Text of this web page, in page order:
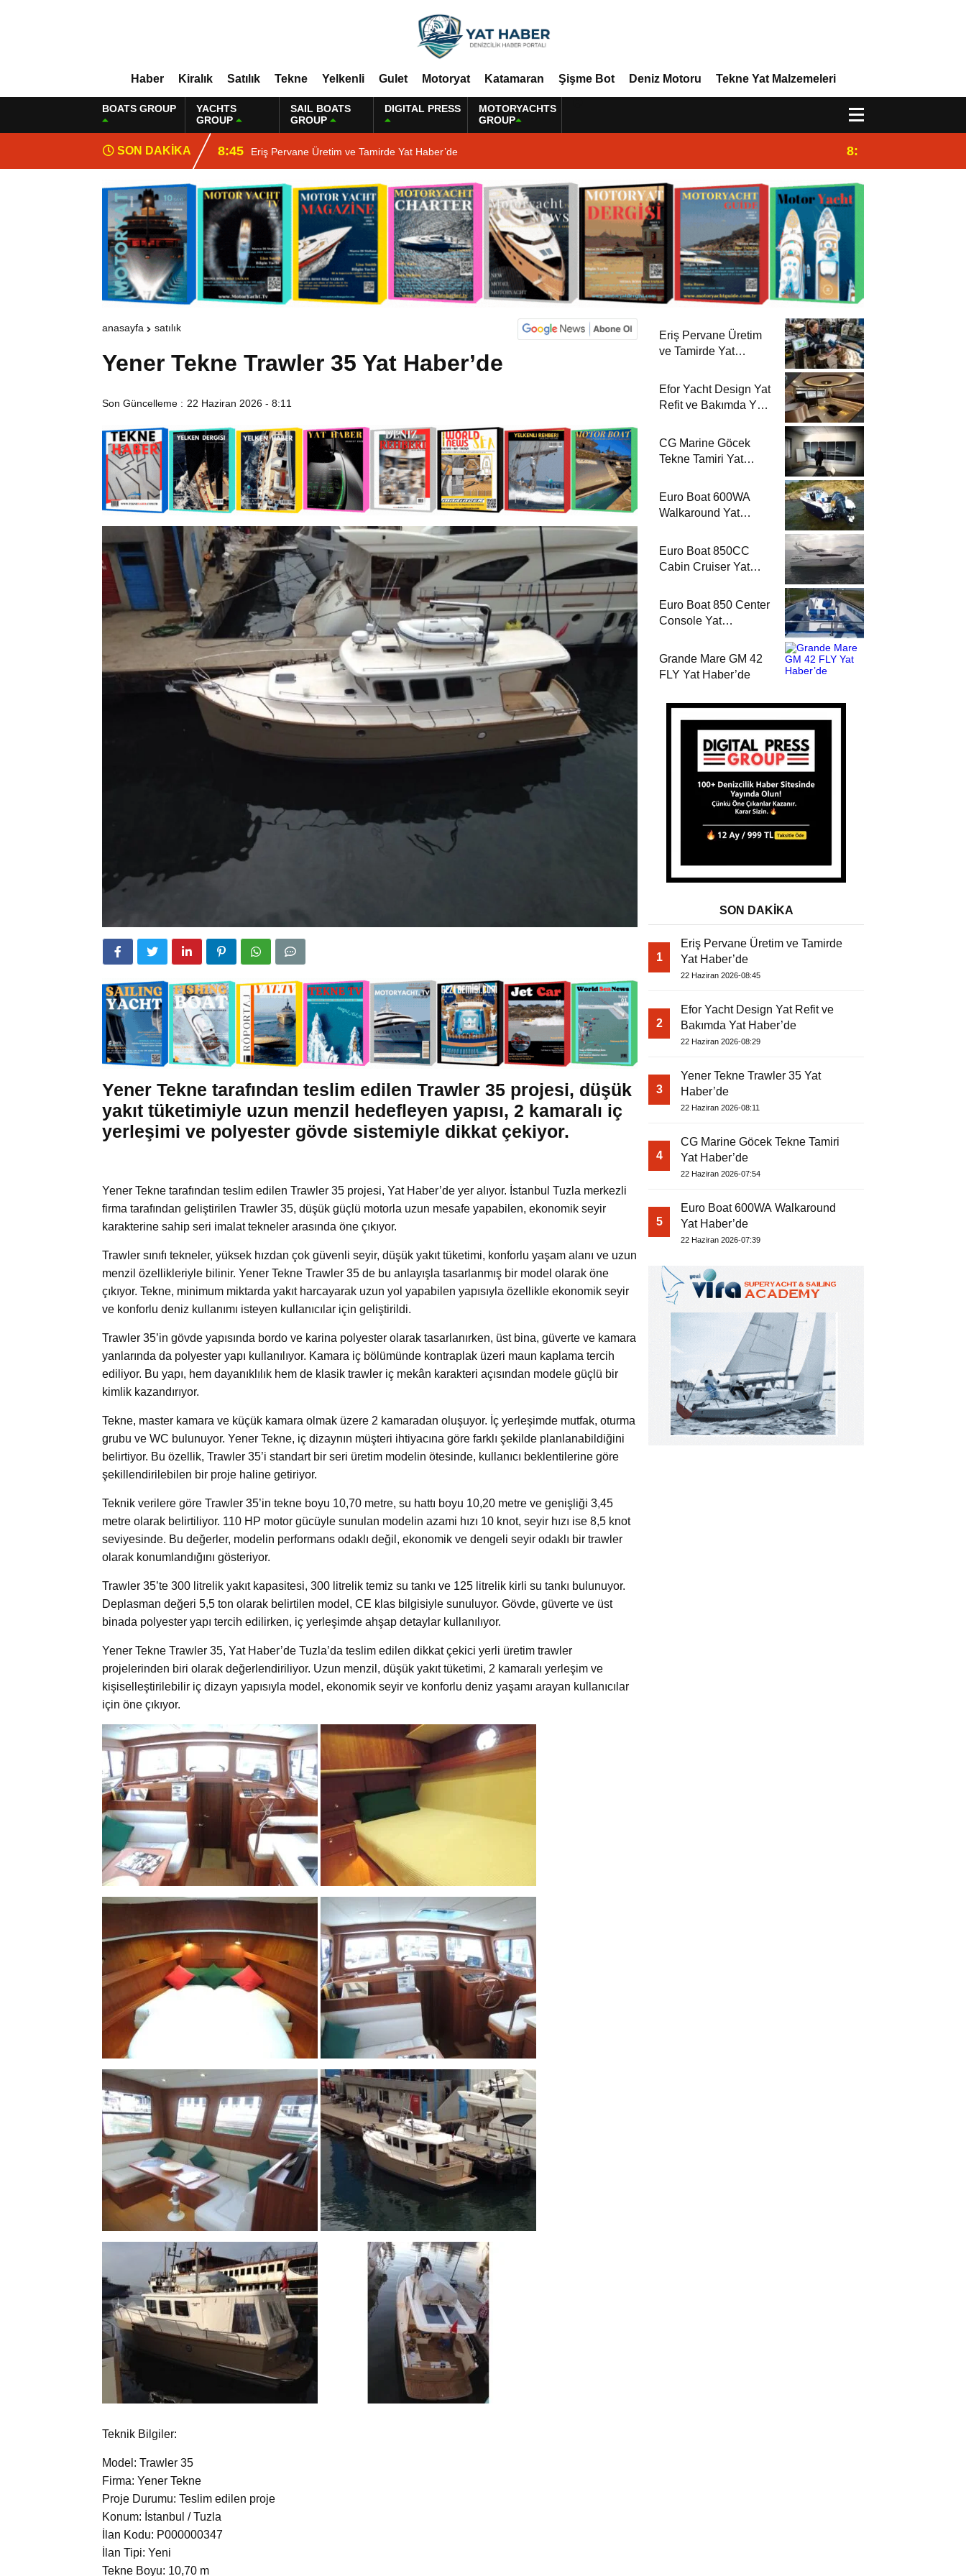
Haber Kiralık Satılık Tekne Yelkenli Gulet Motoryat Katamaran Şişme Bot Deniz Motoru Tekne Yat Malzemeleri
BOATS GROUP
YACHTS
GROUP
SAIL BOATS
GROUP
DIGITAL PRESS
MOTORYACHTS
GROUP
SON DAKİKA 8:45 Eriş Pervane Üretim ve Tamirde Yat Haber’de 8:29
anasayfa satılık
Yener Tekne Trawler 35 Yat Haber’de
Son Güncelleme : 22 Haziran 2026 - 8:11
Yener Tekne tarafından teslim edilen Trawler 35 projesi, düşük
yakıt tüketimiyle uzun menzil hedefleyen yapısı, 2 kamaralı iç
yerleşimi ve polyester gövde sistemiyle dikkat çekiyor.
Yener Tekne tarafından teslim edilen Trawler 35 projesi, Yat Haber’de yer alıyor. İstanbul Tuzla merkezli
firma tarafından geliştirilen Trawler 35, düşük güçlü motorla uzun mesafe yapabilen, ekonomik seyir
karakterine sahip seri imalat tekneler arasında öne çıkıyor.
Trawler sınıfı tekneler, yüksek hızdan çok güvenli seyir, düşük yakıt tüketimi, konforlu yaşam alanı ve uzun
menzil özellikleriyle bilinir. Yener Tekne Trawler 35 de bu anlayışla tasarlanmış bir model olarak öne
çıkıyor. Tekne, minimum miktarda yakıt harcayarak uzun yol yapabilen yapısıyla özellikle ekonomik seyir
ve konforlu deniz kullanımı isteyen kullanıcılar için geliştirildi.
Trawler 35’in gövde yapısında bordo ve karina polyester olarak tasarlanırken, üst bina, güverte ve kamara
yanlarında da polyester yapı kullanılıyor. Kamara iç bölümünde kontraplak üzeri maun kaplama tercih
ediliyor. Bu yapı, hem dayanıklılık hem de klasik trawler iç mekân karakteri açısından modele güçlü bir
kimlik kazandırıyor.
Tekne, master kamara ve küçük kamara olmak üzere 2 kamaradan oluşuyor. İç yerleşimde mutfak, oturma
grubu ve WC bulunuyor. Yener Tekne, iç dizaynın müşteri ihtiyacına göre farklı şekilde planlanabildiğini
belirtiyor. Bu özellik, Trawler 35’i standart bir seri üretim modelin ötesinde, kullanıcı beklentilerine göre
şekillendirilebilen bir proje haline getiriyor.
Teknik verilere göre Trawler 35’in tekne boyu 10,70 metre, su hattı boyu 10,20 metre ve genişliği 3,45
metre olarak belirtiliyor. 110 HP motor gücüyle sunulan modelin azami hızı 10 knot, seyir hızı ise 8,5 knot
seviyesinde. Bu değerler, modelin performans odaklı değil, ekonomik ve dengeli seyir odaklı bir trawler
olarak konumlandığını gösteriyor.
Trawler 35’te 300 litrelik yakıt kapasitesi, 300 litrelik temiz su tankı ve 125 litrelik kirli su tankı bulunuyor.
Deplasman değeri 5,5 ton olarak belirtilen model, CE klas bilgisiyle sunuluyor. Gövde, güverte ve üst
binada polyester yapı tercih edilirken, iç yerleşimde ahşap detaylar kullanılıyor.
Yener Tekne Trawler 35, Yat Haber’de Tuzla’da teslim edilen dikkat çekici yerli üretim trawler
projelerinden biri olarak değerlendiriliyor. Uzun menzil, düşük yakıt tüketimi, 2 kamaralı yerleşim ve
kişiselleştirilebilir iç dizayn yapısıyla model, ekonomik seyir ve konforlu deniz yaşamı arayan kullanıcılar
için öne çıkıyor.
Teknik Bilgiler:
Model: Trawler 35
Firma: Yener Tekne
Proje Durumu: Teslim edilen proje
Konum: İstanbul / Tuzla
İlan Kodu: P000000347
İlan Tipi: Yeni
Tekne Boyu: 10,70 m
Eriş Pervane Üretim
ve Tamirde Yat
Efor Yacht Design Yat
Refit ve Bakımda Yat
CG Marine Göcek
Tekne Tamiri Yat
Euro Boat 600WA
Walkaround Yat
Euro Boat 850CC
Cabin Cruiser Yat
Euro Boat 850 Center
Console Yat
Grande Mare GM 42
FLY Yat Haber’de
SON DAKİKA
1
Eriş Pervane Üretim ve Tamirde
Yat Haber’de
22 Haziran 2026-08:45
2
Efor Yacht Design Yat Refit ve
Bakımda Yat Haber’de
22 Haziran 2026-08:29
3
Yener Tekne Trawler 35 Yat
Haber’de
22 Haziran 2026-08:11
4
CG Marine Göcek Tekne Tamiri
Yat Haber’de
22 Haziran 2026-07:54
5
Euro Boat 600WA Walkaround
Yat Haber’de
22 Haziran 2026-07:39